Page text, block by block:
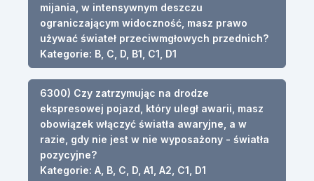
mijania, w intensywnym deszczu
ograniczającym widoczność, masz prawo
używać świateł przeciwmgłowych przednich?
Kategorie: B, C, D, B1, C1, D1
6300) Czy zatrzymując na drodze
ekspresowej pojazd, który uległ awarii, masz
obowiązek włączyć światła awaryjne, a w
razie, gdy nie jest w nie wyposażony - światła
pozycyjne?
Kategorie: A, B, C, D, A1, A2, C1, D1